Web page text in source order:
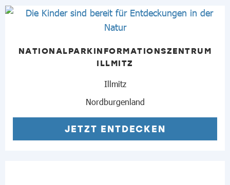
NATIONALPARKINFORMATIONSZENTRUM
ILLMITZ
Illmitz
Nordburgenland
JETZT ENTDECKEN